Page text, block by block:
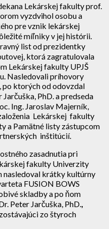
Lekárskej fakulty prof.
vyzdvihol osobu a
pre vznik lekárskej
míľniky v jej histórii.
list od prezidentky
ktorá zagratulovala
Lekárskej fakulty UPJŠ
Nasledovali príhovory
ktorých od odovzdal
PhD. a predseda
Ing. Jaroslav Majerník,
Lekárskej fakulty
a Pamätné listy zástupcom
inštitúcií.
zasadnutia pri
fakulty Univerzity
nasledoval krátky kultúrny
FUSION BOWS
skladby a po ňom
Peter Jarčuška, PhD.
zo štyroch